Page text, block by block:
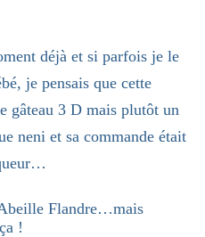
déjà et si parfois je le
je pensais que cette
gâteau 3 D mais plutôt un
neni et sa commande était
Flandre…mais
!